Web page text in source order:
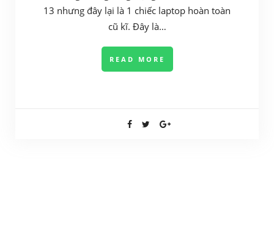
13 nhưng đây lại là 1 chiếc laptop hoàn toàn
cũ kĩ. Đây là…
READ MORE